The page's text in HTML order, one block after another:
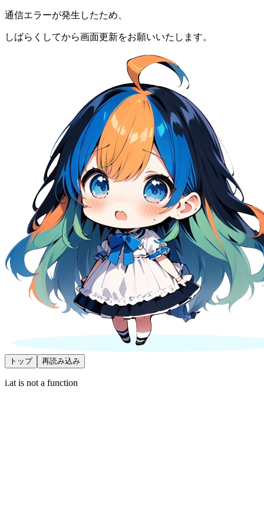
通信エラーが発生したため、
しばらくしてから画面更新をお願いいたします。
トップ 再読み込み
i.at is not a function